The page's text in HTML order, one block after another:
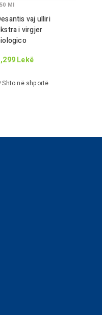
vaj ulliri
i virgjer
Ml
Lekë
Shto në shportë